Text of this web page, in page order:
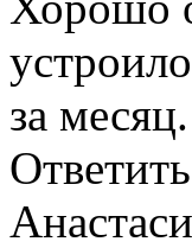
за месяц.
Ответить